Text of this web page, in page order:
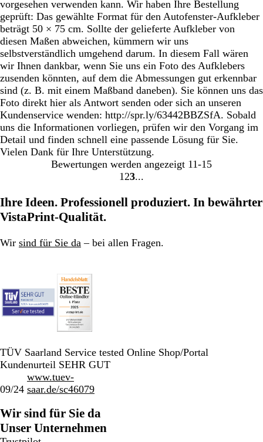
vorgesehen verwenden kann. Wir haben Ihre Bestellung
geprüft: Das gewählte Format für den Autofenster-Aufkleber
beträgt 50 × 75 cm. Sollte der gelieferte Aufkleber von
diesen Maßen abweichen, kümmern wir uns
selbstverständlich umgehend darum. In diesem Fall wären
wir Ihnen dankbar, wenn Sie uns ein Foto des Aufklebers
zusenden könnten, auf dem die Abmessungen gut erkennbar
sind (z. B. mit einem Maßband daneben). Sie können uns das
Foto direkt hier als Antwort senden oder sich an unseren
Kundenservice wenden: http://spr.ly/63442BBZSfA. Sobald
uns die Informationen vorliegen, prüfen wir den Vorgang im
Detail und finden schnell eine passende Lösung für Sie.
Vielen Dank für Ihre Unterstützung.
Bewertungen werden angezeigt 11-15
Gehe
Seite
1 Gehe
Seite
2 Gehe
Seite
3
Ihre Ideen. Professionell produziert. In bewährter
VistaPrint-Qualität.
Wir sind für Sie da – bei allen Fragen.
TÜV Saarland Service tested Online Shop/Portal
Kundenurteil SEHR GUT
09/24
www.tuev-
saar.de/sc46079
Wir sind für Sie da
Unser Unternehmen